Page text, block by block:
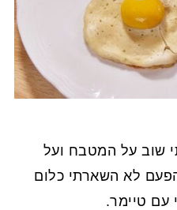
שוב על המטבח ועל
לא השארתי כלום
עם טיימר.